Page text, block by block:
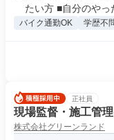
たい方 ■自分のやっ
バイク通勤OK 学歴不
正社員
現場監督・施工管
株式会社グリーンランド